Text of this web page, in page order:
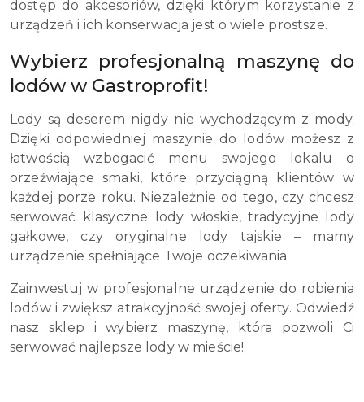
dostęp do akcesoriów, dzięki którym korzystanie z
urządzeń i ich konserwacja jest o wiele prostsze.
Wybierz profesjonalną maszynę do
lodów w Gastroprofit!
Lody są deserem nigdy nie wychodzącym z mody.
Dzięki odpowiedniej maszynie do lodów możesz z
łatwością wzbogacić menu swojego lokalu o
orzeźwiające smaki, które przyciągną klientów w
każdej porze roku. Niezależnie od tego, czy chcesz
serwować klasyczne lody włoskie, tradycyjne lody
gałkowe, czy oryginalne lody tajskie – mamy
urządzenie spełniające Twoje oczekiwania.
Zainwestuj w profesjonalne urządzenie do robienia
lodów i zwiększ atrakcyjność swojej oferty. Odwiedź
nasz sklep i wybierz maszynę, która pozwoli Ci
serwować najlepsze lody w mieście!